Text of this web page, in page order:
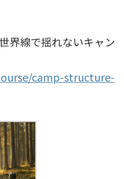
界線で揺れないキャン
camp-structure-